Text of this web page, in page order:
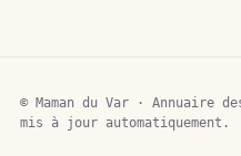
© Maman du Var · Annuaire
mis à jour automatiquement.